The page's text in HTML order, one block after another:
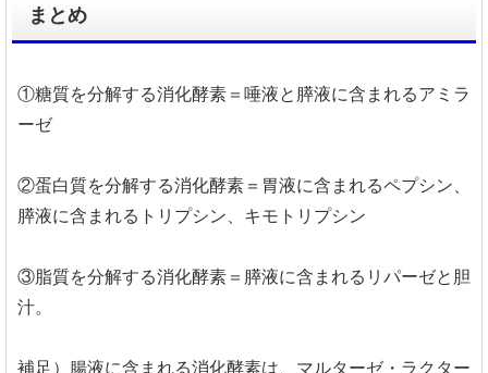
まとめ
①糖質を分解する消化酵素＝唾液と膵液に含まれるアミラ
ーゼ
②蛋白質を分解する消化酵素＝胃液に含まれるペプシン、
膵液に含まれるトリプシン、キモトリプシン
③脂質を分解する消化酵素＝膵液に含まれるリパーゼと胆
汁。
補足）腸液に含まれる消化酵素は、マルターゼ・ラクター